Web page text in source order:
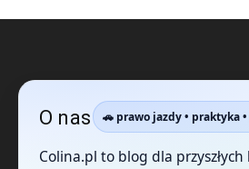
O nas 🚗 prawo jazdy • praktyka
Colina.pl to blog dla